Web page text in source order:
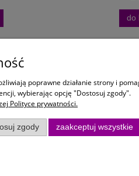
do
Czas i koszty dostawy
Formy płatności
poprawne działanie strony i
wybierając opcję "Dostosuj zgody".
Polityce prywatności.
zgody zaakceptuj wszystkie